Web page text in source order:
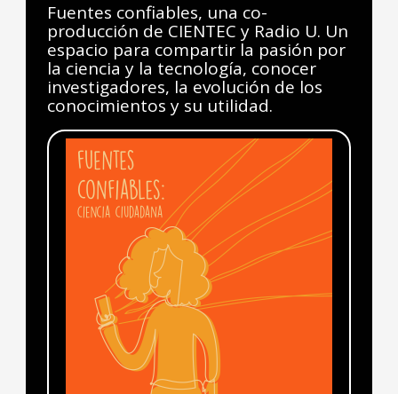
Fuentes confiables, una co-
producción de CIENTEC y Radio U. Un
espacio para compartir la pasión por
la ciencia y la tecnología, conocer
investigadores, la evolución de los
conocimientos y su utilidad.